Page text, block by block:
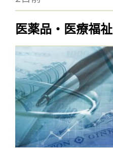
医薬品・医療福祉